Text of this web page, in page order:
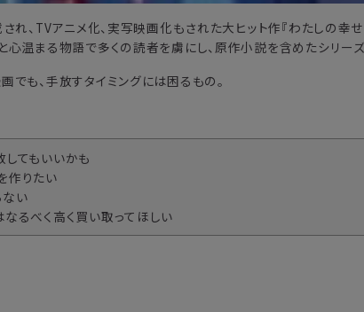
され、TVアニメ化、実写映画化もされた大ヒット作『わたしの
心温まる物語で多くの読者を虜にし、原作小説を含めたシリー
でも、手放すタイミングには困るもの。
してもいいかも
作りたい
ない
なるべく高く買い取ってほしい